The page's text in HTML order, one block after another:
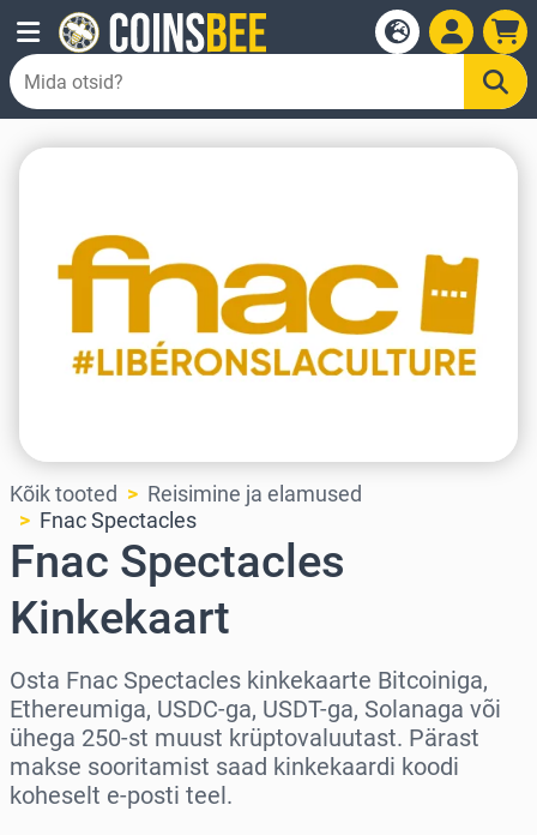
Kõik tooted
Reisimine ja elamused
Fnac Spectacles
Fnac Spectacles
Kinkekaart
Osta Fnac Spectacles kinkekaarte Bitcoiniga,
Ethereumiga, USDC-ga, USDT-ga, Solanaga või
ühega 250-st muust krüptovaluutast. Pärast
makse sooritamist saad kinkekaardi koodi
koheselt e-posti teel.